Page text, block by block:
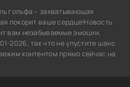
гольфа – захватывающая
покорит ваше сердце!Новость
вам незабываемые эмоции.
2026, так что не упустите шанс
контентом прямо сейчас на